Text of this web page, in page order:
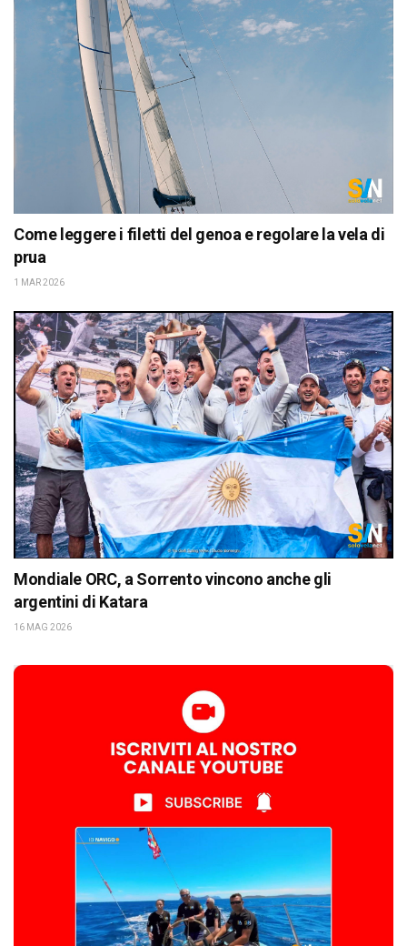
Come leggere i filetti del genoa e regolare la vela di
prua
1 MAR 2026
Mondiale ORC, a Sorrento vincono anche gli
argentini di Katara
16 MAG 2026